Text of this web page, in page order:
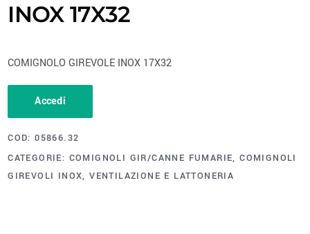
INOX 17X32
COMIGNOLO GIREVOLE INOX 17X32
Accedi
COD:05866.32
CATEGORIE: COMIGNOLI GIR/CANNE FUMARIE,COMIGNOLI
GIREVOLI INOX,VENTILAZIONE E LATTONERIA